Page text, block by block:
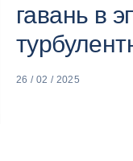
гавань в
26 / 02 / 2025